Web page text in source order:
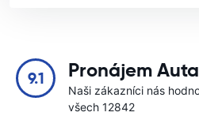
9.1 Pronájem
Naši zákazníci nás
všech 12842